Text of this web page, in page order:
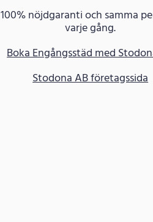
100% nöjdgaranti och samma
varje gång.
Boka Engångsstäd med
Stodona AB företagssida